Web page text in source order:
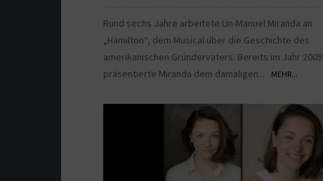
Rund sechs Jahre arbeitete Lin-Manuel Miranda an
„Hamilton“, dem Musical über die Geschichte des
amerikanischen Gründervaters. Bereits im Jahr 2009
präsentierte Miranda dem damaligen...
MEHR...